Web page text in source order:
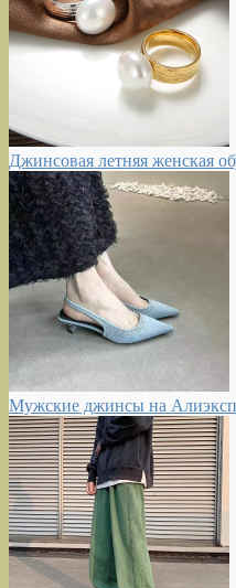
Джинсовая летняя женская
Мужские джинсы на